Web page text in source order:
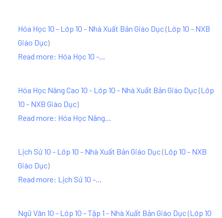
Hóa Học 10 - Lớp 10 - Nhà Xuất Bản Giáo Dục(Lớp 10 - NXB
Giáo Dục)
Read more: Hóa Học 10 -...
Hóa Học Nâng Cao 10 - Lớp 10 - Nhà Xuất Bản Giáo Dục(Lớp
10 - NXB Giáo Dục)
Read more: Hóa Học Nâng...
Lịch Sử 10 - Lớp 10 - Nhà Xuất Bản Giáo Dục(Lớp 10 - NXB
Giáo Dục)
Read more: Lịch Sử 10 -...
Ngữ Văn 10 - Lớp 10 - Tập 1 - Nhà Xuất Bản Giáo Dục(Lớp 10